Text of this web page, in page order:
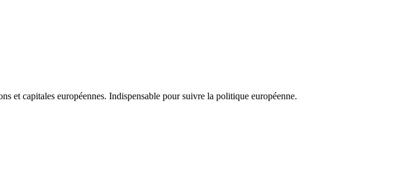
et capitales européennes. Indispensable pour suivre la politique européenne.